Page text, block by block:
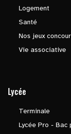
Logement
Santé
Nos jeux
Vie associative
Lycée
Terminale
Lycée Pro - Bac